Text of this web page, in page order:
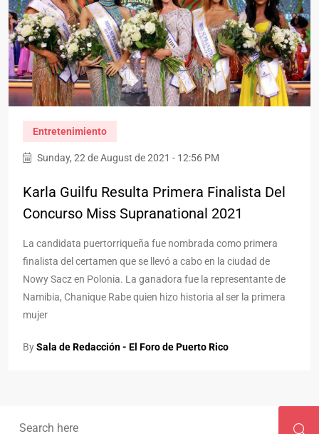
Entretenimiento
Sunday, 22 de August de 2021 - 12:56 PM
Karla Guilfu Resulta Primera Finalista Del
Concurso Miss Supranational 2021
La candidata puertorriqueña fue nombrada como primera
finalista del certamen que se llevó a cabo en la ciudad de
Nowy Sacz en Polonia. La ganadora fue la representante de
Namibia, Chanique Rabe quien hizo historia al ser la primera
mujer
BySala de Redacción - El Foro de Puerto Rico